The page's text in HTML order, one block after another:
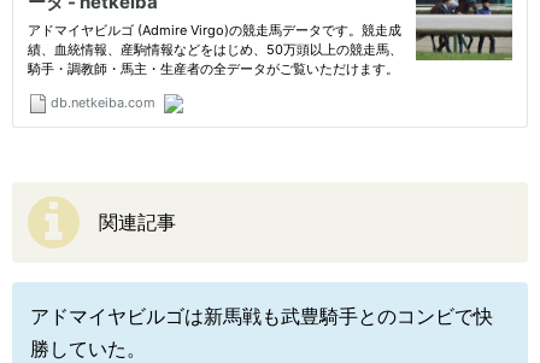
関連記事
アドマイヤビルゴは新馬戦も武豊騎手とのコンビで快
勝していた。